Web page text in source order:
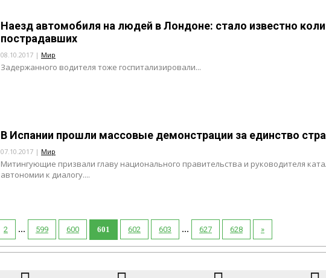
Наезд автомобиля на людей в Лондоне: стало известно
пострадавших
08.10.2017 | Мир
Задержанного водителя тоже госпитализировали...
В Испании прошли массовые демонстрации за единство
07.10.2017 | Мир
Митингующие призвали главу национального правительства и руководителя
автономии к диалогу....
2 ... 599 600 601 602 603 ... 627 628 »